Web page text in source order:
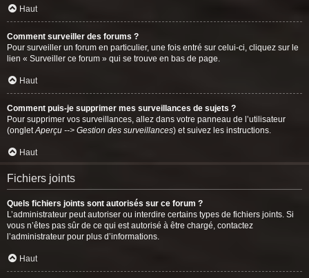
Haut
Comment surveiller des forums ?
Pour surveiller un forum en particulier, une fois entré sur celui-ci, cliquez sur le
lien « Surveiller ce forum » qui se trouve en bas de page.
Haut
Comment puis-je supprimer mes surveillances de sujets ?
Pour supprimer vos surveillances, allez dans votre panneau de l’utilisateur
(ongletAperçu --> Gestion des surveillances) et suivez les instructions.
Haut
Fichiers joints
Quels fichiers joints sont autorisés sur ce forum ?
L’administrateur peut autoriser ou interdire certains types de fichiers joints. Si
vous n’êtes pas sûr de ce qui est autorisé à être chargé, contactez
l’administrateur pour plus d’informations.
Haut